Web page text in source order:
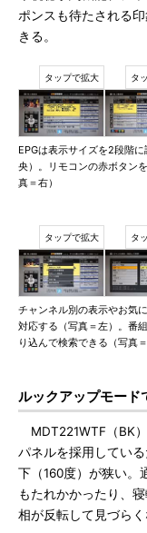
ポンスも待たされる
きる。
EPGは表示サイズを2段階
央）。リモコンの赤ボタン
真＝右）
チャンネル別の表示やお気
対応する（写真＝左）。番
り込んで検索できる（写真＝
ルックアップモード
MDT221WTF（BK
パネルを採用してい
下（160度）が狭い。
もたれかかったり、
相が反転して見づらく